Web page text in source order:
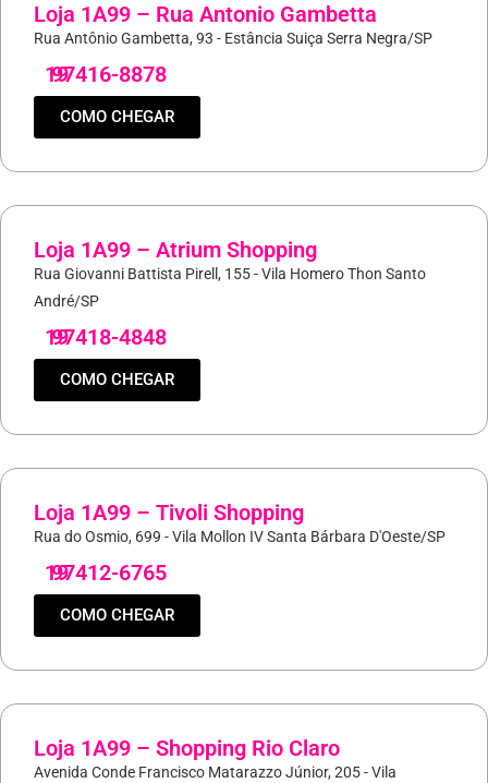
Loja 1A99 – Rua Antonio Gambetta
Rua Antônio Gambetta, 93 - Estância Suiça Serra Negra/SP
19
97416-8878
COMO CHEGAR
Loja 1A99 – Atrium Shopping
Rua Giovanni Battista Pirell, 155 - Vila Homero Thon Santo
André/SP
19
97418-4848
COMO CHEGAR
Loja 1A99 – Tivoli Shopping
Rua do Osmio, 699 - Vila Mollon IV Santa Bárbara D'Oeste/SP
19
97412-6765
COMO CHEGAR
Loja 1A99 – Shopping Rio Claro
Avenida Conde Francisco Matarazzo Júnior, 205 - Vila